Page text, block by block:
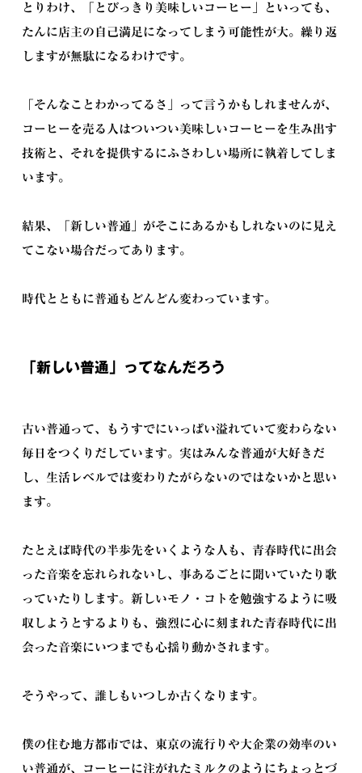
とりわけ、「とびっきり美味しいコーヒー」といっても、
たんに店主の自己満足になってしまう可能性が大。繰り返
しますが無駄になるわけです。
「そんなことわかってるさ」って言うかもしれませんが、
コーヒーを売る人はついつい美味しいコーヒーを生み出す
技術と、それを提供するにふさわしい場所に執着してしま
います。
結果、「新しい普通」がそこにあるかもしれないのに見え
てこない場合だってあります。
時代とともに普通もどんどん変わっています。
「新しい普通」ってなんだろう
古い普通って、もうすでにいっぱい溢れていて変わらない
毎日をつくりだしています。実はみんな普通が大好きだ
し、生活レベルでは変わりたがらないのではないかと思い
ます。
たとえば時代の半歩先をいくような人も、青春時代に出会
った音楽を忘れられないし、事あるごとに聞いていたり歌
っていたりします。新しいモノ・コトを勉強するように吸
収しようとするよりも、強烈に心に刻まれた青春時代に出
会った音楽にいつまでも心揺り動かされます。
そうやって、誰しもいつしか古くなります。
僕の住む地方都市では、東京の流行りや大企業の効率のい
い普通が、コーヒーに注がれたミルクのようにちょっとづ